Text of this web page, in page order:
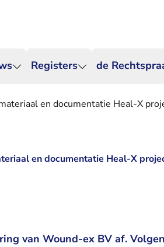
Registers de
en documentatie Heal-X
en documentatie Heal-X
van Wound-ex BV af.